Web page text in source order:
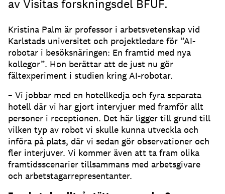
av Visitas forskningsdel BFUF.
Kristina Palm är professor i arbetsvetenskap vid
Karlstads universitet och projektledare för ”AI-
robotar i besöksnäringen: En framtid med nya
kollegor”. Hon berättar att de just nu gör
fältexperiment i studien kring AI-robotar.
– Vi jobbar med en hotellkedja och fyra separata
hotell där vi har gjort intervjuer med framför allt
personer i receptionen. Det här ligger till grund till
vilken typ av robot vi skulle kunna utveckla och
införa på plats, där vi sedan gör observationer och
fler interjuver. Vi kommer även att ta fram olika
framtidsscenarier tillsammans med arbetsgivare
och arbetstagarrepresentanter.